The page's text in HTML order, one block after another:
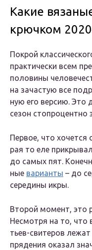
Какие
крючком
Покрой
прак­ти­че­ски всем
поло­ви­ны
на зача­стую все
ную его вер­сию. Это
сезон сто­про­цент­но
Пер­вое, что
рая то еле
до самых пят.
ные вари­ан­ты – до
сере­ди­ны икры.
Вто­рой момент, это
Несмот­ря на то, что
тьев-сви­те­ров
пря­де­ния ока­зал